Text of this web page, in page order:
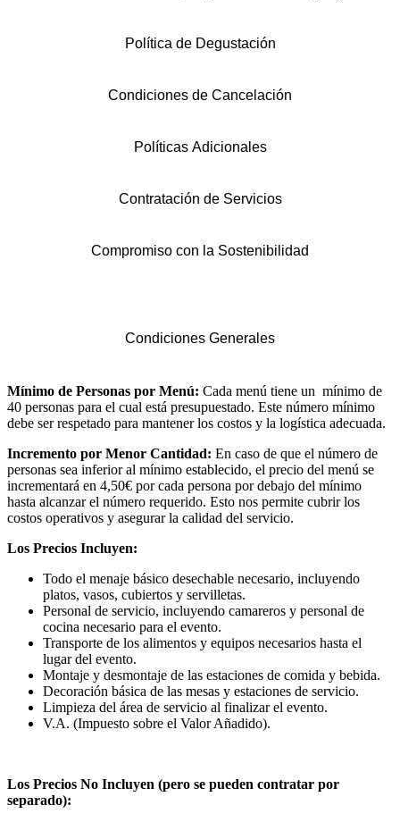
Política de Degustación
Condiciones de Cancelación
Políticas Adicionales
Contratación de Servicios
Compromiso con la Sostenibilidad
Condiciones Generales
Mínimo de Personas por Menú: Cada menú tiene un mínimo de
40 personas para el cual está presupuestado. Este número mínimo
debe ser respetado para mantener los costos y la logística adecuada.
Incremento por Menor Cantidad: En caso de que el número de
personas sea inferior al mínimo establecido, el precio del menú se
incrementará en 4,50€ por cada persona por debajo del mínimo
hasta alcanzar el número requerido. Esto nos permite cubrir los
costos operativos y asegurar la calidad del servicio.
Los Precios Incluyen:
Todo el menaje básico desechable necesario, incluyendo
platos, vasos, cubiertos y servilletas.
Personal de servicio, incluyendo camareros y personal de
cocina necesario para el evento.
Transporte de los alimentos y equipos necesarios hasta el
lugar del evento.
Montaje y desmontaje de las estaciones de comida y bebida.
Decoración básica de las mesas y estaciones de servicio.
Limpieza del área de servicio al finalizar el evento.
V.A. (Impuesto sobre el Valor Añadido).
Los Precios No Incluyen (pero se pueden contratar por
separado):